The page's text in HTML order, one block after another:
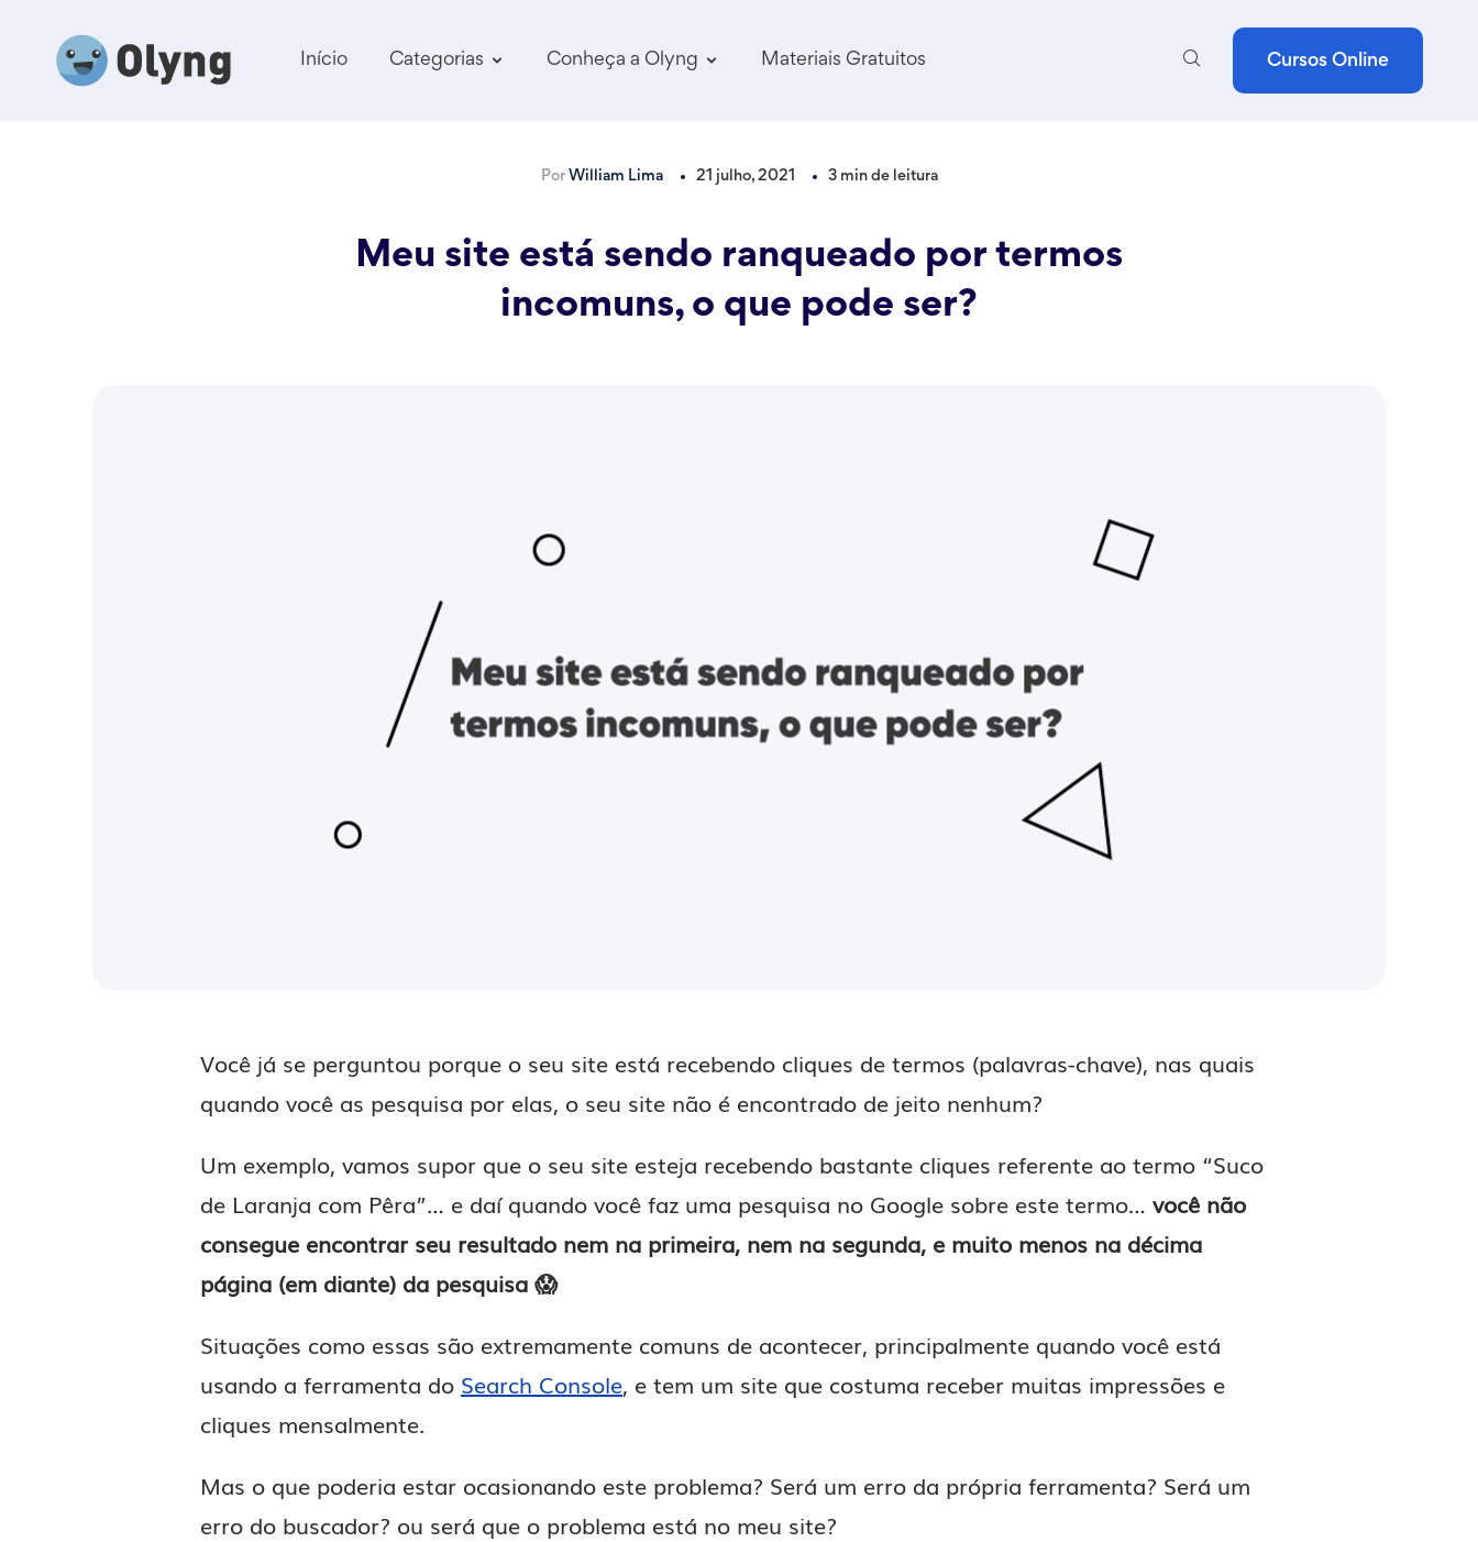
Início Categorias Conheça a Olyng Materiais Gratuitos Cursos Online
Por William Lima 21 julho, 2021 3 min de leitura
Meu site está sendo ranqueado por termos
incomuns, o que pode ser?
Você já se perguntou porque o seu site está recebendo cliques de termos (palavras-chave), nas quais
quando você as pesquisa por elas, o seu site não é encontrado de jeito nenhum?
Um exemplo, vamos supor que o seu site esteja recebendo bastante cliques referente ao termo “Suco
de Laranja com Pêra”… e daí quando você faz uma pesquisa no Google sobre este termo… você não
consegue encontrar seu resultado nem na primeira, nem na segunda, e muito menos na décima
página (em diante) da pesquisa 😱
Situações como essas são extremamente comuns de acontecer, principalmente quando você está
usando a ferramenta do Search Console, e tem um site que costuma receber muitas impressões e
cliques mensalmente.
Mas o que poderia estar ocasionando este problema? Será um erro da própria ferramenta? Será um
erro do buscador? ou será que o problema está no meu site?